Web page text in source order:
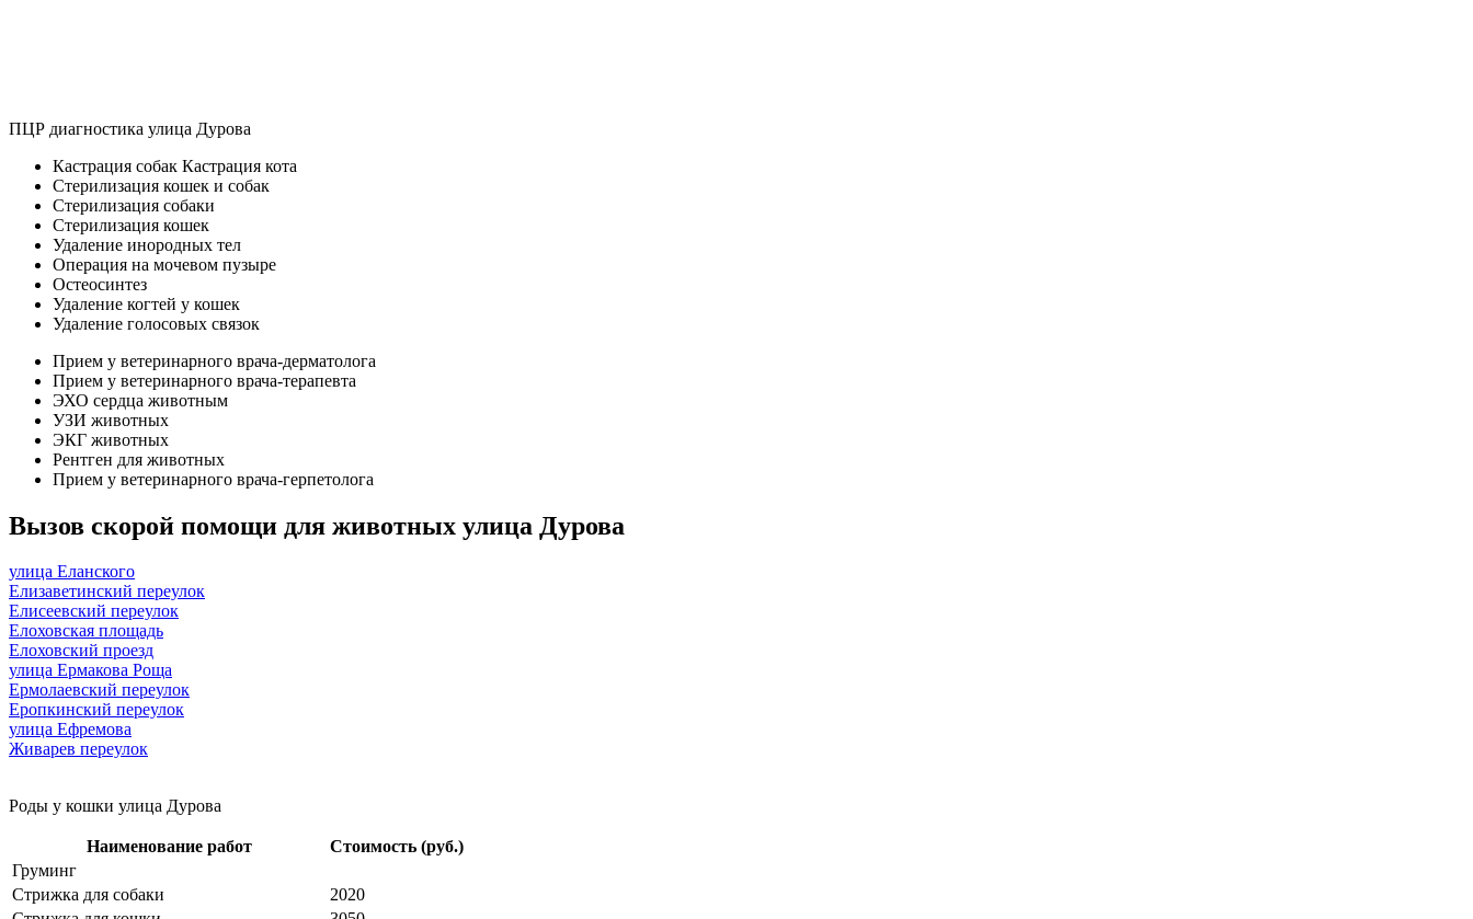
ПЦР диагностика улица Дурова
Кастрация собак Кастрация кота
Стерилизация кошек и собак
Стерилизация собаки
Стерилизация кошек
Удаление инородных тел
Операция на мочевом пузыре
Остеосинтез
Удаление когтей у кошек
Удаление голосовых связок
Прием у ветеринарного врача-дерматолога
Прием у ветеринарного врача-терапевта
ЭХО сердца животным
УЗИ животных
ЭКГ животных
Рентген для животных
Прием у ветеринарного врача-герпетолога
Вызов скорой помощи для животных улица Дурова
улица Еланского
Елизаветинский переулок
Елисеевский переулок
Елоховская площадь
Елоховский проезд
улица Ермакова Роща
Ермолаевский переулок
Еропкинский переулок
улица Ефремова
Живарев переулок
Роды у кошки улица Дурова
Наименование работ
Стоимость (руб.)
Груминг
Стрижка для собаки
2020